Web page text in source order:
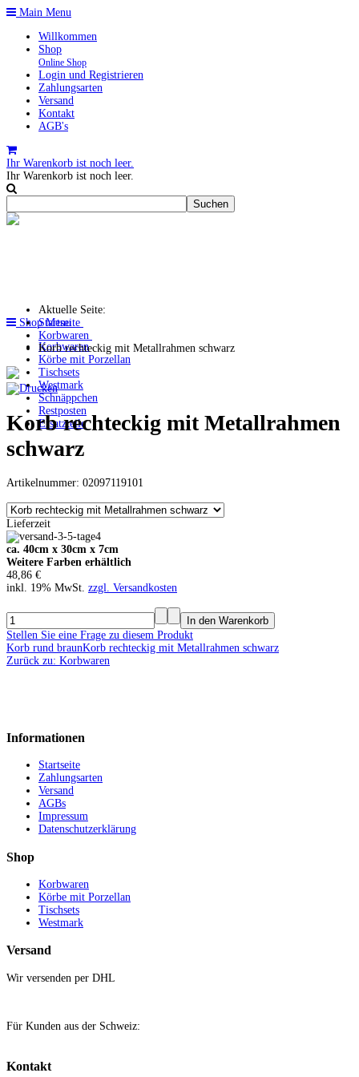
Main Menu
Willkommen
Shop
Online Shop
Login und Registrieren
Zahlungsarten
Versand
Kontakt
AGB's
Ihr Warenkorb ist noch leer.
Ihr Warenkorb ist noch leer.
Shop Menu
Korbwaren
Körbe mit Porzellan
Tischsets
Westmark
Schnäppchen
Restposten
Ersatzteile
Aktuelle Seite:
Startseite
Korbwaren
Korb rechteckig mit Metallrahmen schwarz
Korb rechteckig mit Metallrahmen
schwarz
Artikelnummer: 02097119101
Lieferzeit
ca. 40cm x 30cm x 7cm
Weitere Farben erhältlich
48,86 €
inkl. 19% MwSt. zzgl. Versandkosten
Stellen Sie eine Frage zu diesem Produkt
Korb rund braunKorb rechteckig mit Metallrahmen schwarz
Zurück zu: Korbwaren
Informationen
Startseite
Zahlungsarten
Versand
AGBs
Impressum
Datenschutzerklärung
Shop
Korbwaren
Körbe mit Porzellan
Tischsets
Westmark
Versand
Wir versenden per DHL
Für Kunden aus der Schweiz:
Kontakt